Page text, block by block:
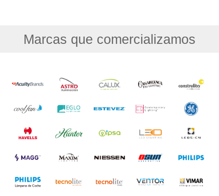
Marcas que comercializamos